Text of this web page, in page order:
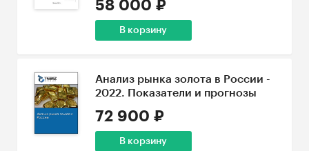
58 000 ₽
В корзину
Анализ рынка золота в России -
2022. Показатели и прогнозы
72 900 ₽
В корзину